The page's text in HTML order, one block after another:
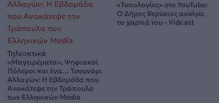
Τηλεοπτικά
«Μαγειρέματα», Ψηφιακοί
Πόλεμοι και ένα… Τσουνάμι
Αλλαγών: Η Εβδομάδα που
Ανακάτεψε την Τράπουλα
των Ελληνικών Media
«Τυπολογίες» στο YouTube:
Ο Δήμος Βερύκιος ανοίγει
τα χαρτιά του – Vidcast